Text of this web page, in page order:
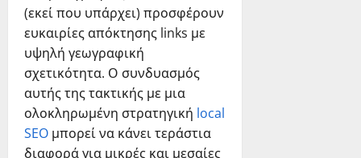
(εκεί που υπάρχει) προσφέρουν
ευκαιρίες απόκτησης links με
υψηλή γεωγραφική
σχετικότητα. Ο συνδυασμός
αυτής της τακτικής με μια
ολοκληρωμένη στρατηγική local
SEO μπορεί να κάνει τεράστια
διαφορά για μικρές και μεσαίες